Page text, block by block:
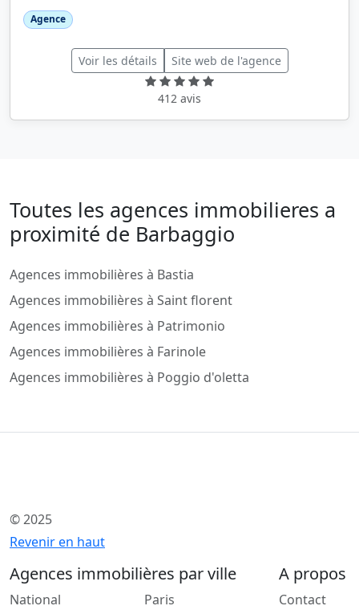
Agence
Voir les détails Site web de l'agence
412 avis
Toutes les agences immobilieres a
proximité de Barbaggio
Agences immobilières à Bastia
Agences immobilières à Saint florent
Agences immobilières à Patrimonio
Agences immobilières à Farinole
Agences immobilières à Poggio d'oletta
© 2025
Revenir en haut
Agences immobilières par ville
National Paris
A propos
Contact